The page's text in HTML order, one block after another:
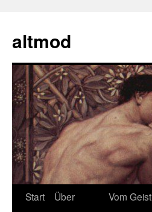
springen
altmod
Start
Über
Vom Geist